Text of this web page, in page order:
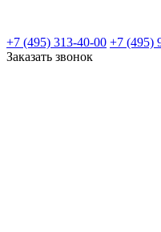
+7 (495) 313-40-00 +7 (495)
Заказать звонок